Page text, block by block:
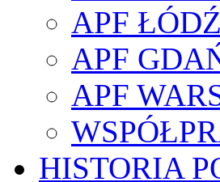
APF ŁÓDŹ
APF
APF
HISTORIA